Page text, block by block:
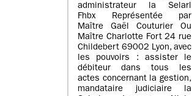
administrateur la Selarl
Fhbx Représentée par
Maître Gaël Couturier Ou
Maître Charlotte Fort 24 rue
Childebert 69002 Lyon, avec
les pouvoirs : assister le
débiteur dans tous les
actes concernant la gestion,
mandataire judiciaire la